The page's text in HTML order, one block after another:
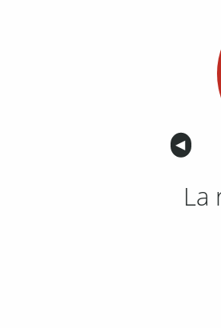
Anterior
◀︎
La